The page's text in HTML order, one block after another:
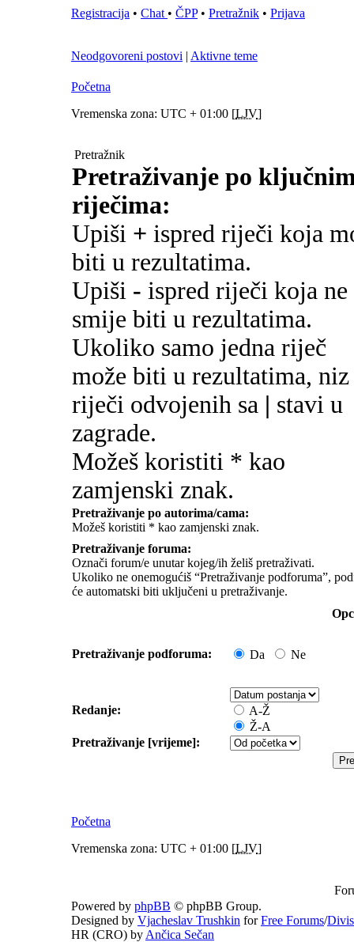
Registracija • Chat • ČPP• Pretražnik • Prijava
Neodgovoreni postovi | Aktivne teme
Početna
Vremenska zona: UTC + 01:00 [LJV]
Pretražnik
Pretraživanje po
riječima:
Upiši + ispred riječi koja
biti u rezultatima.
Upiši - ispred riječi koja ne
smije biti u rezultatima.
Ukoliko samo jedna riječ
može biti u rezultatima, niz
riječi odvojenih sa | stavi u
zagrade.
Možeš koristiti * kao
zamjenski znak.
Pretraživanje po autorima/cama:
Možeš koristiti * kao zamjenski znak.
Pretraživanje foruma:
Označi forum/e unutar kojeg/ih želiš pretraživati.
Ukoliko ne onemogućiš “Pretraživanje podforuma”,
će automatski biti uključeni u pretraživanje.
Pretraživanje podforuma: Da Ne
Redanje:
A-Ž
Ž-A
Pretraživanje [vrijeme]:
Početna
Vremenska zona: UTC + 01:00 [LJV]
Powered by phpBB © phpBB Group.
Designed by Vjacheslav Trushkin forFree Forums/
HR (CRO) by Ančica Sečan